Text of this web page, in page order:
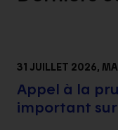
31 JUILLET 2026,
Appel à la
important